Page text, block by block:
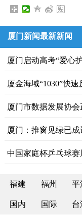
厦门新闻最新新闻
厦门启动高考“爱心
厦金海域“1030”快
厦门市数据发展协会
厦门：推窗见绿已
中国家庭杯乒乓球
福建 福州 平
国内 国际 台